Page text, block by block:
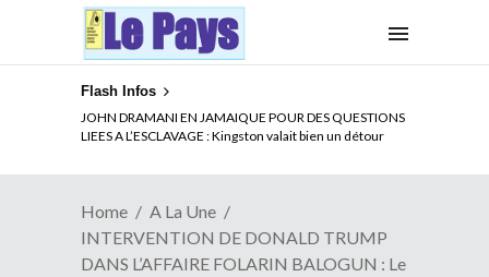
Flash Infos
JOHN DRAMANI EN JAMAIQUE POUR DES QUESTIONS
LIEES A L’ESCLAVAGE : Kingston valait bien un détour
ELECTION DE TALON A LA TETE DU SENAT BENINOIS :
Quand Patrice quitte le pouvoir sans partir !
Home
A La Une
INTERVENTION DE DONALD TRUMP
DANS L’AFFAIRE FOLARIN BALOGUN : Le